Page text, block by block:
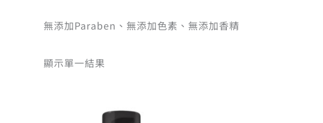
無添加Paraben、無添加色素、無添加香精
顯示單一結果